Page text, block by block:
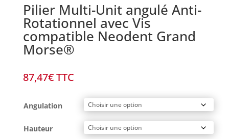
Pilier Multi-Unit angulé Anti-
Rotationnel avec Vis
compatible Neodent Grand
Morse®
87,47€TTC
Angulation
Hauteur